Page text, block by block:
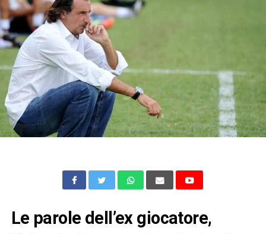
Le parole dell’ex giocatore,